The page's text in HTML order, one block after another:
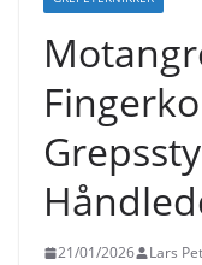
21/01/2026 Lars